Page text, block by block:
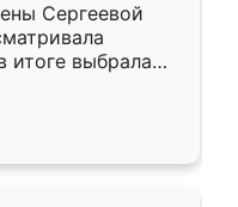
Сергеевой
итоге выбрала
потом
объяснил
в срок, с